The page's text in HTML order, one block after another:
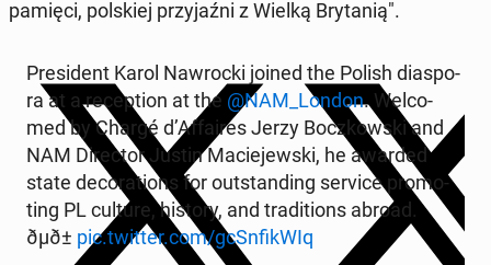
pamięci, pol­skiej przy­jaź­ni z Wielką Bry­ta­nią".
Pre­si­dent Karol Na­wroc­ki joined the Polish dia­spo­
ra at a re­cep­tion at the @NAM_London. We­lco­
med by Chargé d’Af­fa­ires Jerzy Bocz­kow­ski and
NAM Di­rec­tor Justin Ma­cie­jew­ski, he awarded
state de­co­ra­tions for out­stan­ding service pro­mo­
ting PL culture, history, and tra­di­tions abroad.
ðµð± pic.twitter.com/gcSn­fi­kWIq